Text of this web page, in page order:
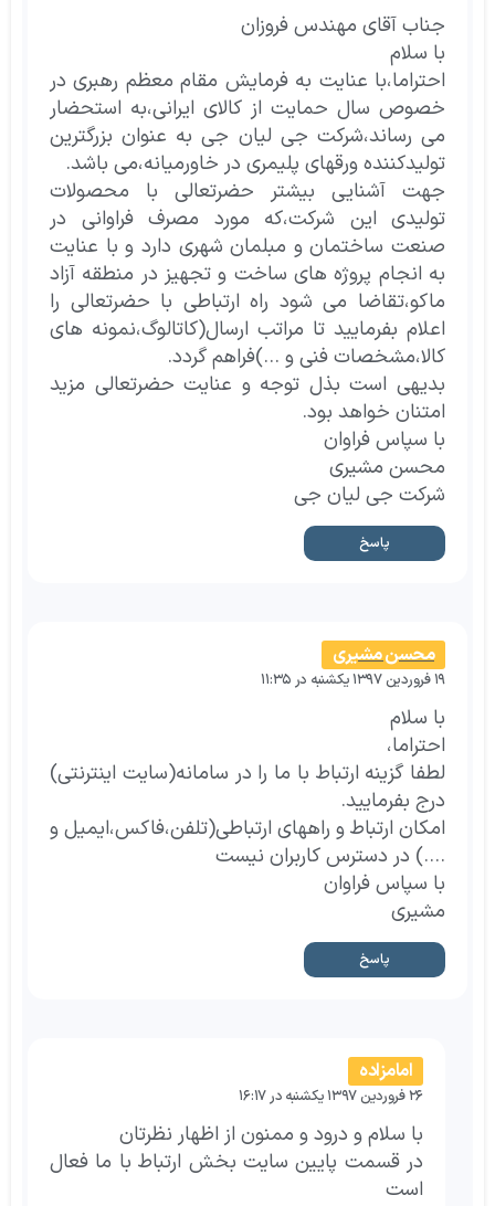
جناب آقای مهندس فروزان
با سلام
احتراما،با عنایت به فرمایش مقام معظم رهبری در
خصوص سال حمایت از کالای ایرانی،به استحضار
می رساند،شرکت جی لیان جی به عنوان بزرگترین
تولیدکننده ورقهای پلیمری در خاورمیانه،می باشد.
جهت آشنایی بیشتر حضرتعالی با محصولات
تولیدی این شرکت،که مورد مصرف فراوانی در
صنعت ساختمان و مبلمان شهری دارد و با عنایت
به انجام پروژه های ساخت و تجهیز در منطقه آزاد
ماکو،تقاضا می شود راه ارتباطی با حضرتعالی را
اعلام بفرمایید تا مراتب ارسال(کاتالوگ،نمونه های
کالا،مشخصات فنی و …)فراهم گردد.
بدیهی است بذل توجه و عنایت حضرتعالی مزید
امتنان خواهد بود.
با سپاس فراوان
محسن مشیری
شرکت جی لیان جی
پاسخ
محسن مشیری
۱۹ فروردین ۱۳۹۷ یکشنبه در ۱۱:۳۵
با سلام
احتراما،
لطفا گزینه ارتباط با ما را در سامانه(سایت اینترنتی)
درج بفرمایید.
امکان ارتباط و راههای ارتباطی(تلفن،فاکس،ایمیل و
….) در دسترس کاربران نیست
با سپاس فراوان
مشیری
پاسخ
امامزاده
۲۶ فروردین ۱۳۹۷ یکشنبه در ۱۶:۱۷
با سلام و درود و ممنون از اظهار نظرتان
در قسمت پایین سایت بخش ارتباط با ما فعال
است